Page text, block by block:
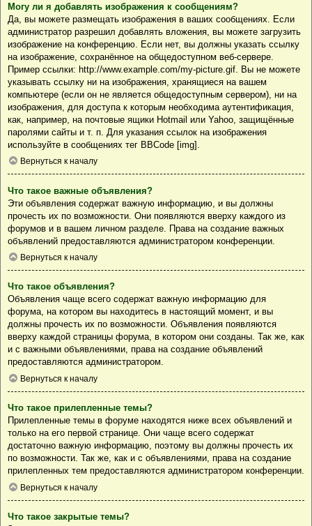
Могу ли я добавлять изображения к сообщениям?
Да, вы можете размещать изображения в ваших сообщениях. Если
администратор разрешил добавлять вложения, вы можете загрузить
изображение на конференцию. Если нет, вы должны указать ссылку
на изображение, сохранённое на общедоступном веб-сервере.
Пример ссылки: http://www.example.com/my-picture.gif. Вы не можете
указывать ссылку ни на изображения, хранящиеся на вашем
компьютере (если он не является общедоступным сервером), ни на
изображения, для доступа к которым необходима аутентификация,
как, например, на почтовые ящики Hotmail или Yahoo, защищённые
паролями сайты и т. п. Для указания ссылок на изображения
используйте в сообщениях тег BBCode [img].
Вернуться к началу
Что такое важные объявления?
Эти объявления содержат важную информацию, и вы должны
прочесть их по возможности. Они появляются вверху каждого из
форумов и в вашем личном разделе. Права на создание важных
объявлений предоставляются администратором конференции.
Вернуться к началу
Что такое объявления?
Объявления чаще всего содержат важную информацию для
форума, на котором вы находитесь в настоящий момент, и вы
должны прочесть их по возможности. Объявления появляются
вверху каждой страницы форума, в котором они созданы. Так же, как
и с важными объявлениями, права на создание объявлений
предоставляются администратором.
Вернуться к началу
Что такое прилепленные темы?
Прилепленные темы в форуме находятся ниже всех объявлений и
только на его первой странице. Они чаще всего содержат
достаточно важную информацию, поэтому вы должны прочесть их
по возможности. Так же, как и с объявлениями, права на создание
прилепленных тем предоставляются администратором конференции.
Вернуться к началу
Что такое закрытые темы?